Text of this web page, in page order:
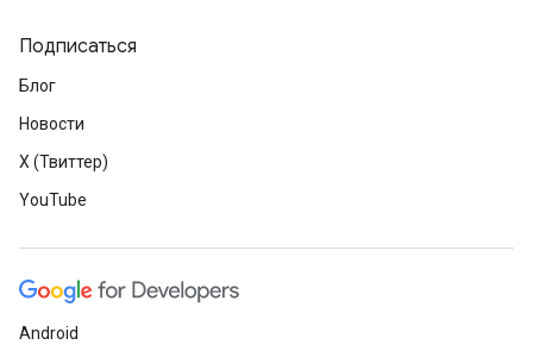
Подписаться
Блог
Новости
X (Твиттер)
YouTube
Android